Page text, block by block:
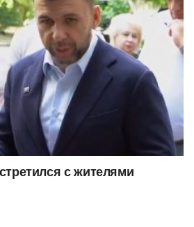
с жителями